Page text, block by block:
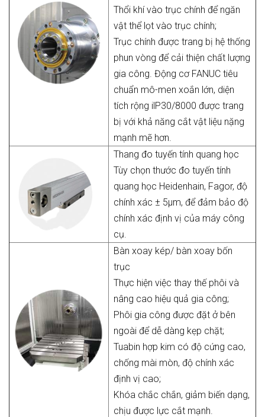
Thổi khí vào trục chính để ngăn
vật thể lọt vào trục chính;
Trục chính được trang bị hệ thống
phun vòng để cải thiện chất lượng
gia công. Động cơ FANUC tiêu
chuẩn mô-men xoắn lớn, diện
tích rộng ilP30/8000 được trang
bị với khả năng cắt vật liệu nặng
mạnh mẽ hơn.
Thang đo tuyến tính quang học
Tùy chọn thước đo tuyến tính
quang học Heidenhain, Fagor, độ
chính xác ± 5µm, để đảm bảo độ
chính xác định vị của máy công
cụ.
Bàn xoay kép/ bàn xoay bốn
trục
Thực hiện việc thay thế phôi và
nâng cao hiệu quả gia công;
Phôi gia công được đặt ở bên
ngoài để dễ dàng kẹp chặt;
Tuabin hợp kim có độ cứng cao,
chống mài mòn, độ chính xác
định vị cao;
Khóa chắc chắn, giảm biến dạng,
chịu được lực cắt mạnh.